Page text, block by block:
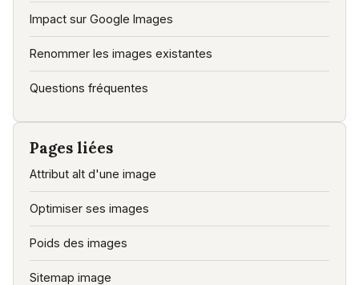
Impact sur Google Images
Renommer les images existantes
Questions fréquentes
Pages liées
Attribut alt d'une image
Optimiser ses images
Poids des images
Sitemap image